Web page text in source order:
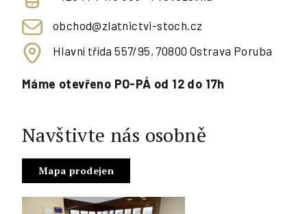
obchod@zlatnictvi-stoch.cz
Hlavní třída 557/95, 70800 Ostrava Poruba
Máme otevřeno PO-PÁ od 12 do 17h
Navštivte nás osobně
Mapa prodejen